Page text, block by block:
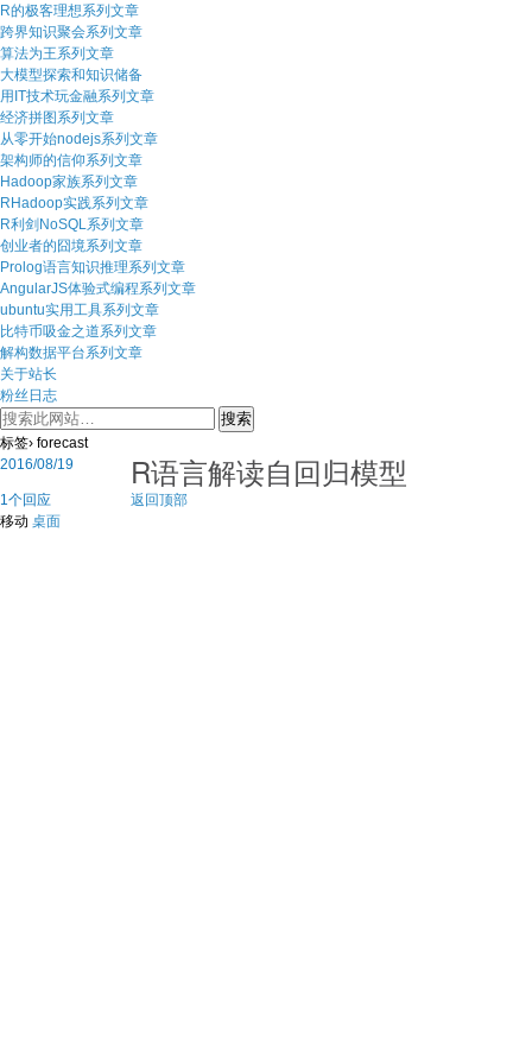
R的极客理想系列文章
跨界知识聚会系列文章
算法为王系列文章
大模型探索和知识储备
用IT技术玩金融系列文章
经济拼图系列文章
从零开始nodejs系列文章
架构师的信仰系列文章
Hadoop家族系列文章
RHadoop实践系列文章
R利剑NoSQL系列文章
创业者的囧境系列文章
Prolog语言知识推理系列文章
AngularJS体验式编程系列文章
ubuntu实用工具系列文章
比特币吸金之道系列文章
解构数据平台系列文章
关于站长
粉丝日志
标签› forecast
2016/08/19
R语言解读自回归模型
1个回应
返回顶部
移动 桌面